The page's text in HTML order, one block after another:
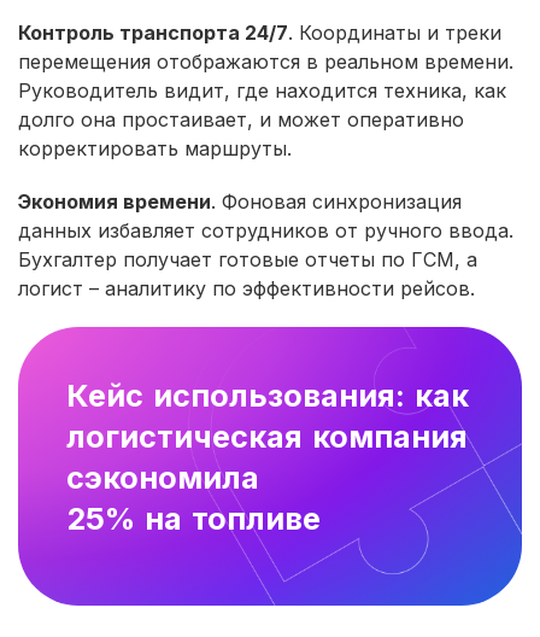
Контроль транспорта 24/7. Координаты и треки
перемещения отображаются в реальном времени.
Руководитель видит, где находится техника, как
долго она простаивает, и может оперативно
корректировать маршруты.
Экономия времени. Фоновая синхронизация
данных избавляет сотрудников от ручного ввода.
Бухгалтер получает готовые отчеты по ГСМ, а
логист – аналитику по эффективности рейсов.
Кейс использования: как
логистическая компания
сэкономила
25% на топливе